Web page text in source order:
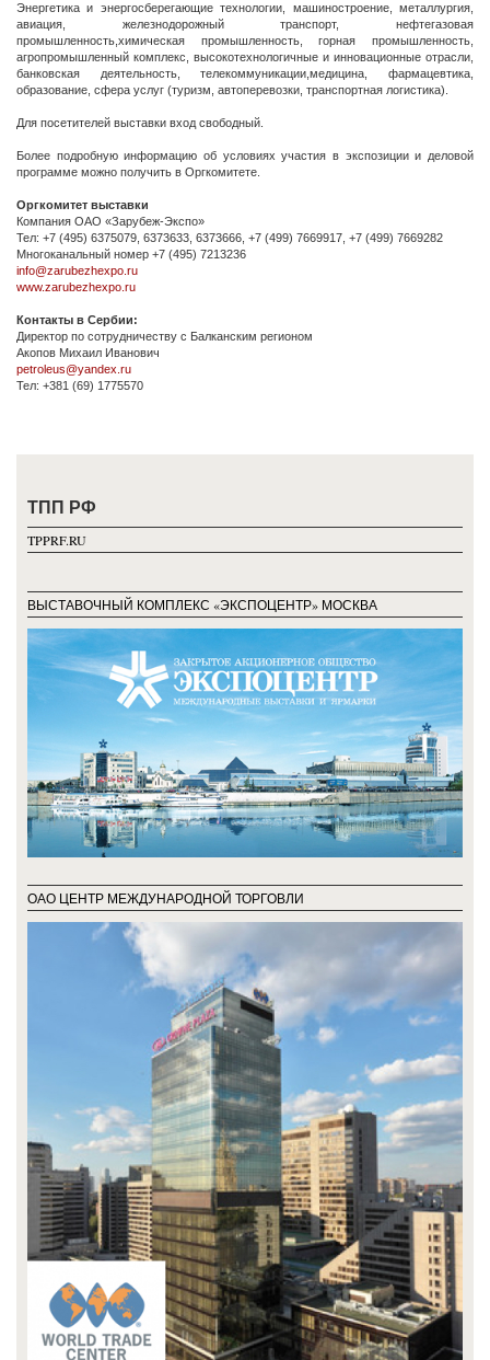
Энергетика и энергосберегающие технологии, машиностроение, металлургия,
авиация, железнодорожный транспорт, нефтегазовая
промышленность,химическая промышленность, горная промышленность,
агропромышленный комплекс, высокотехнологичные и инновационные отрасли,
банковская деятельность, телекоммуникации,медицина, фармацевтика,
образование, сфера услуг (туризм, автоперевозки, транспортная логистика).
Для посетителей выставки вход свободный.
Более подробную информацию об условиях участия в экспозиции и деловой
программе можно получить в Оргкомитете.
Оргкомитет выставки
Компания ОАО «Зарубеж-Экспо»
Тел: +7 (495) 6375079, 6373633, 6373666, +7 (499) 7669917, +7 (499) 7669282
Многоканальный номер +7 (495) 7213236
info@zarubezhexpo.ru
www.zarubezhexpo.ru
Контакты в Сербии:
Директор по сотрудничеству с Балканским регионом
Акопов Михаил Иванович
petroleus@yandex.ru
Тел: +381 (69) 1775570
ТПП РФ
TPPRF.RU
ВЫСТАВОЧНЫЙ КОМПЛЕКС «ЭКСПОЦЕНТР» МОСКВА
ОАО ЦЕНТР МЕЖДУНАРОДНОЙ ТОРГОВЛИ